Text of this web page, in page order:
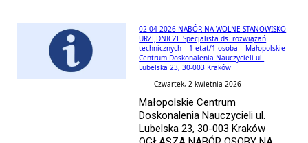
02-04-2026 NABÓR NA WOLNE STANOWISKO
URZĘDNICZE Specjalista ds. rozwiązań
technicznych – 1 etat/1 osoba – Małopolskie
Centrum Doskonalenia Nauczycieli ul.
Lubelska 23, 30-003 Kraków
Czwartek, 2 kwietnia 2026
Małopolskie Centrum
Doskonalenia Nauczycieli ul.
Lubelska 23, 30-003 Kraków